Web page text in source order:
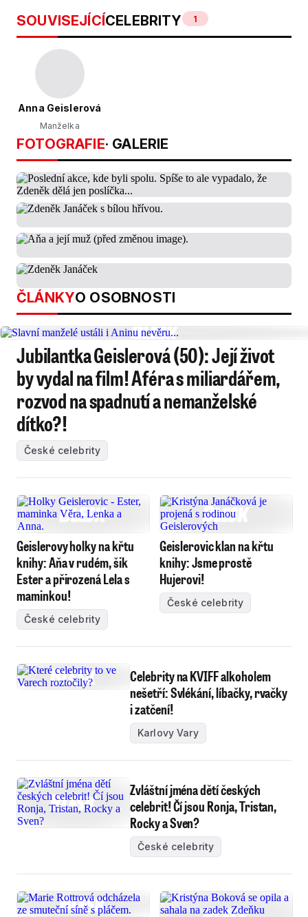
SOUVISEJÍCÍCELEBRITY 1
Anna Geislerová
Manželka
FOTOGRAFIE· GALERIE
ČLÁNKYO OSOBNOSTI
Jubilantka Geislerová (50): Její život
by vydal na film! Aféra s miliardářem,
rozvod na spadnutí a nemanželské
dítko?!
České celebrity
Geislerovy holky na křtu
knihy: Aňa v rudém, šik
Ester a přirozená Lela s
maminkou!
České celebrity
Geislerovic klan na křtu
knihy: Jsme prostě
Hujerovi!
České celebrity
Celebrity na KVIFF alkoholem
nešetří: Svlékání, líbačky, rvačky
i zatčení!
Karlovy Vary
Zvláštní jména dětí českých
celebrit! Čí jsou Ronja, Tristan,
Rocky a Sven?
České celebrity